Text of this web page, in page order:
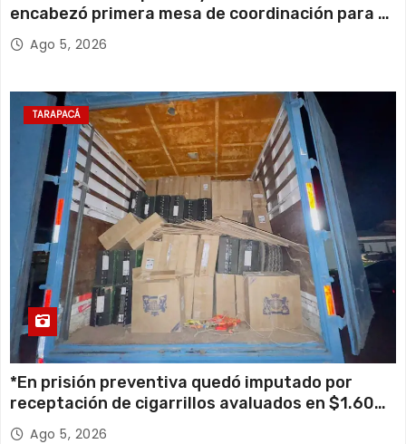
encabezó primera mesa de coordinación para el
retiro de cables en desuso en Iquique
Ago 5, 2026
TARAPACÁ
*En prisión preventiva quedó imputado por
receptación de cigarrillos avaluados en $1.600
millones*
Ago 5, 2026